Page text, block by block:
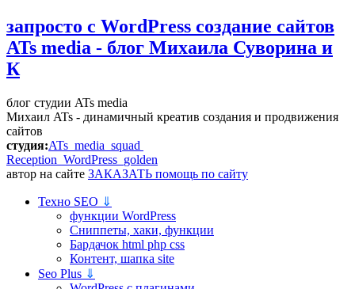
запросто с WordPress создание сайтов
ATs media - блог Михаила Суворина и
К
блог студии ATs media
Михаил ATs - динамичный креатив создания и продвижения
сайтов
студия:ATs media squad
Reception WordPress golden
автор на сайте ЗАКАЗАТЬ помощь по сайту
Техно SEO ⇓
функции WordPress
Сниппеты, хаки, функции
Бардачок html php css
Контент, шапка site
Seo Plus ⇓